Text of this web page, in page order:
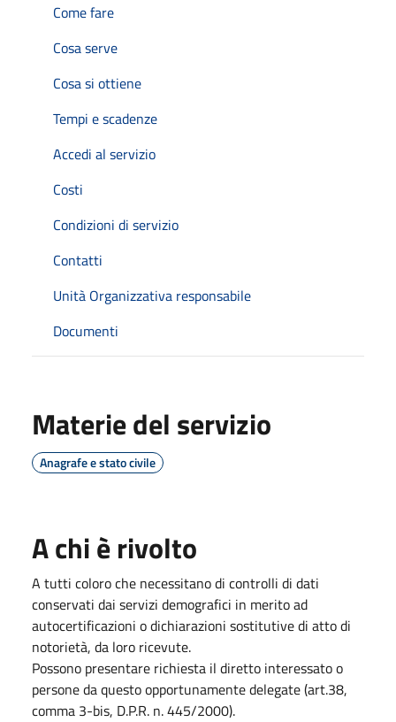
Come fare
Cosa serve
Cosa si ottiene
Tempi e scadenze
Accedi al servizio
Costi
Condizioni di servizio
Contatti
Unità Organizzativa responsabile
Documenti
Materie del servizio
Anagrafe e stato civile
A chi è rivolto
A tutti coloro che necessitano di controlli di dati
conservati dai servizi demografici in merito ad
autocertificazioni o dichiarazioni sostitutive di atto di
notorietà, da loro ricevute.
Possono presentare richiesta il diretto interessato o
persone da questo opportunamente delegate (art.38,
comma 3-bis, D.P.R. n. 445/2000).